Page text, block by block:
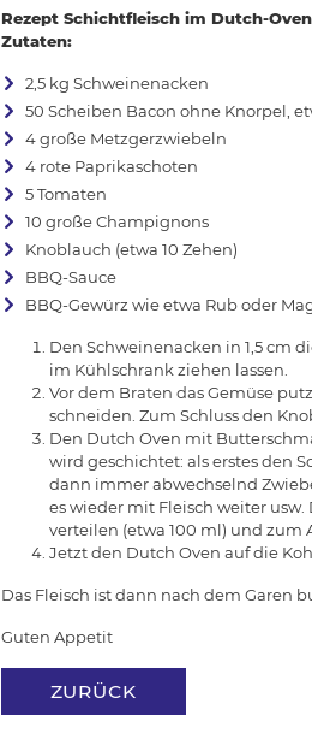
Rezept Schichtfleisch im Dutch-Oven
Zutaten:
2,5 kg Schweinenacken
50 Scheiben Bacon ohne Knorpel,
4 große Metzgerzwiebeln
4 rote Paprikaschoten
5 Tomaten
10 große Champignons
Knoblauch (etwa 10 Zehen)
BBQ-Sauce
BBQ-Gewürz wie etwa Rub oder
Den Schweinenacken in 1,5 cm
im Kühlschrank ziehen lassen.
Vor dem Braten das Gemüse
schneiden. Zum Schluss den
Den Dutch Oven mit
wird geschichtet: als erstes den
dann immer abwechselnd
es wieder mit Fleisch weiter
verteilen (etwa 100 ml) und zum
Jetzt den Dutch Oven auf die
Das Fleisch ist dann nach dem Garen
Guten Appetit
ZURÜCK